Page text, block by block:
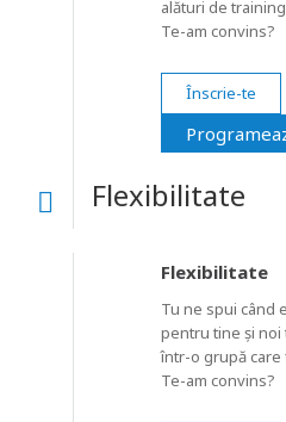
alături de
Te-am convins?
Înscrie-te
Flexibilitate
Flexibilitate
Tu ne spui când
pentru tine și noi
într-o grupă
Te-am convins?